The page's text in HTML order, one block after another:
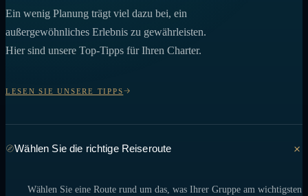
Ein wenig Planung trägt viel dazu bei, ein
außergewöhnliches Erlebnis zu gewährleisten.
Hier sind unsere Top-Tipps für Ihren Charter.
LESEN SIE UNSERE TIPPS
Wählen Sie die richtige Reiseroute +
Wählen Sie eine Route rund um das, was Ihrer Gruppe am wichtigsten